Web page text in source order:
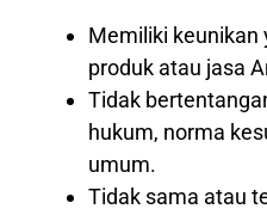
Memiliki keunikan
produk atau jasa
Tidak
hukum, norma
umum.
Tidak sama atau